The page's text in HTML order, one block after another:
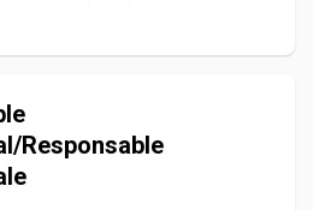
Responsable